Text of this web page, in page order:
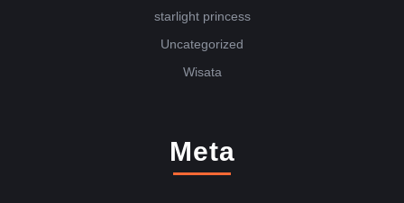
starlight princess
Uncategorized
Wisata
Meta